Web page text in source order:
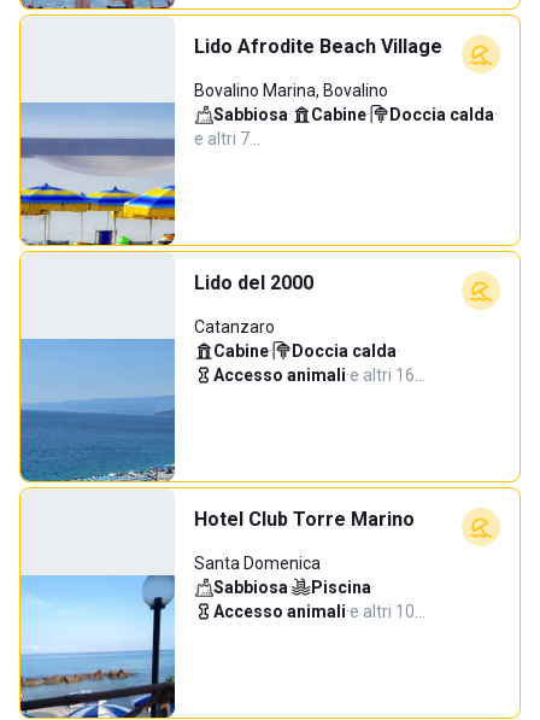
Lido Afrodite Beach Village
Bovalino Marina, Bovalino
Sabbiosa· Cabine· Doccia calda·
e altri 7…
Lido del 2000
Catanzaro
Cabine· Doccia calda·
Accesso animali·e altri 16…
Hotel Club Torre Marino
Santa Domenica
Sabbiosa· Piscina·
Accesso animali·e altri 10…